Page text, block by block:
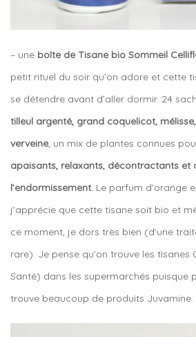
– une boîte de Tisane bio Sommeil
petit rituel du soir qu’on adore et cette
se détendre avant d’aller dormir. 24
tilleul argenté, grand coquelicot,
verveine, un mix de plantes connues
apaisants, relaxants, décontractants et
l’endormissement. Le parfum d’orange
j’apprécie que cette tisane soit bio et
ce moment, je dors très bien (d’une
rare). Je pense qu’on trouve les tisanes
Santé) dans les supermarchés puisque
trouve beaucoup de produits Juvamine.